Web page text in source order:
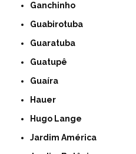
Ganchinho
Guabirotuba
Guaratuba
Guatupê
Guaíra
Hauer
Hugo Lange
Jardim América